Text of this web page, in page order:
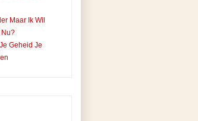
Maar Ik Wil
Nu?
Geheid Je